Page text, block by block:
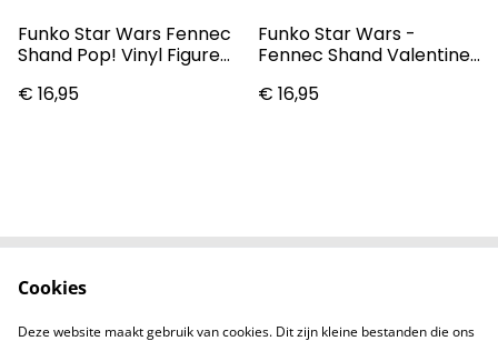
Funko Star Wars Fennec
Shand Pop! Vinyl Figure
€ 16,95
Funko Star Wars -
Fennec Shand Valentine
€ 16,95
Privacybeleid
Cookiebeleid
Cookies
Deze website maakt gebruik van cookies. Dit zijn kleine bestanden die ons